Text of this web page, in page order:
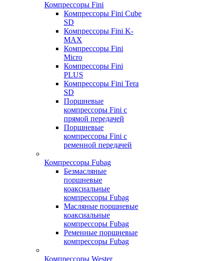
Компрессоры Fini
Компрессоры Fini Cube
SD
Компрессоры Fini K-
MAX
Компрессоры Fini
Micro
Компрессоры Fini
PLUS
Компрессоры Fini Tera
SD
Поршневые
компрессоры Fini с
прямой передачей
Поршневые
компрессоры Fini с
ременной передачей
Компрессоры Fubag
Безмасляные
поршневые
коаксиальные
компрессоры Fubag
Масляные поршневые
коаксиальные
компрессоры Fubag
Ременные поршневые
компрессоры Fubag
Компрессоры Wester